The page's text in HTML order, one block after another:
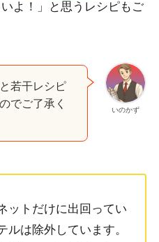
よ！」と思うレシピもご
いのかず
若干レシピ
でご了承く
ットだけに出回ってい
ルは除外しています。